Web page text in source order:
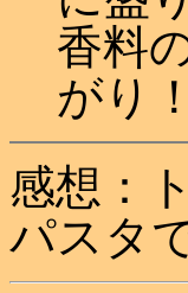
香料
がり
感想：
パスタ